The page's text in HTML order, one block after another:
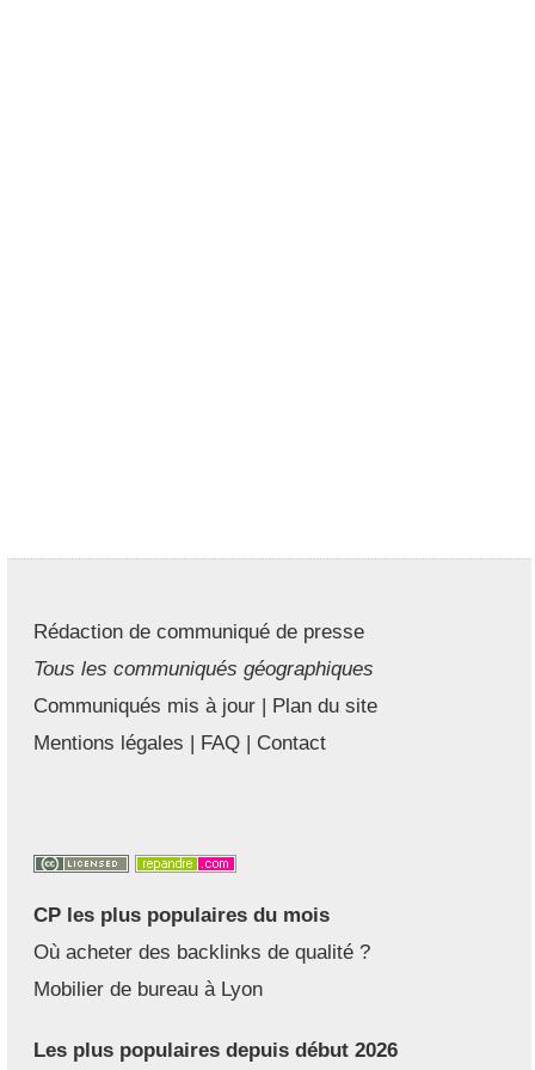
Rédaction de communiqué de presse
Tous les communiqués géographiques
Communiqués mis à jour | Plan du site
Mentions légales | FAQ | Contact
CP les plus populaires du mois
Où acheter des backlinks de qualité ?
Mobilier de bureau à Lyon
Les plus populaires depuis début 2026